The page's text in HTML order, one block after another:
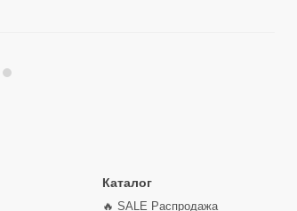
Каталог
🔥 SALE Распродажа